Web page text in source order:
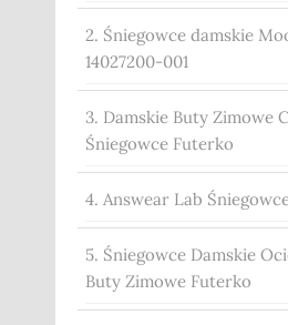
2. Śniegowce damskie
14027200-001
3. Damskie Buty Zimowe
Śniegowce Futerko
4. Answear Lab
5. Śniegowce Damskie
Buty Zimowe Futerko